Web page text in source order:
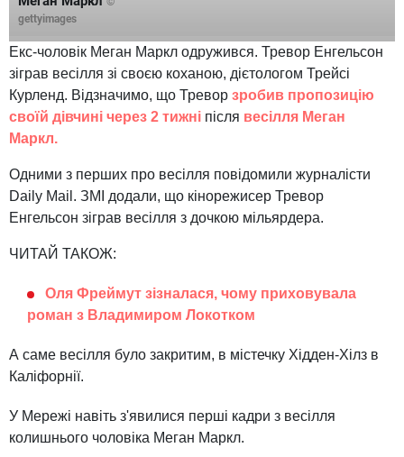
gettyimages
Екс-чоловік Меган Маркл одружився. Тревор Енгельсон
зіграв весілля зі своєю коханою, дієтологом Трейсі
Курленд. Відзначимо, що Тревор зробив пропозицію
своїй дівчині через 2 тижні після весілля Меган
Маркл.
Одними з перших про весілля повідомили журналісти
Daily Mail. ЗМІ додали, що кінорежисер Тревор
Енгельсон зіграв весілля з дочкою мільярдера.
ЧИТАЙ ТАКОЖ:
Оля Фреймут зізналася, чому приховувала
роман з Владимиром Локотком
А саме весілля було закритим, в містечку Хідден-Хілз в
Каліфорнії.
У Мережі навіть з'явилися перші кадри з весілля
колишнього чоловіка Меган Маркл.